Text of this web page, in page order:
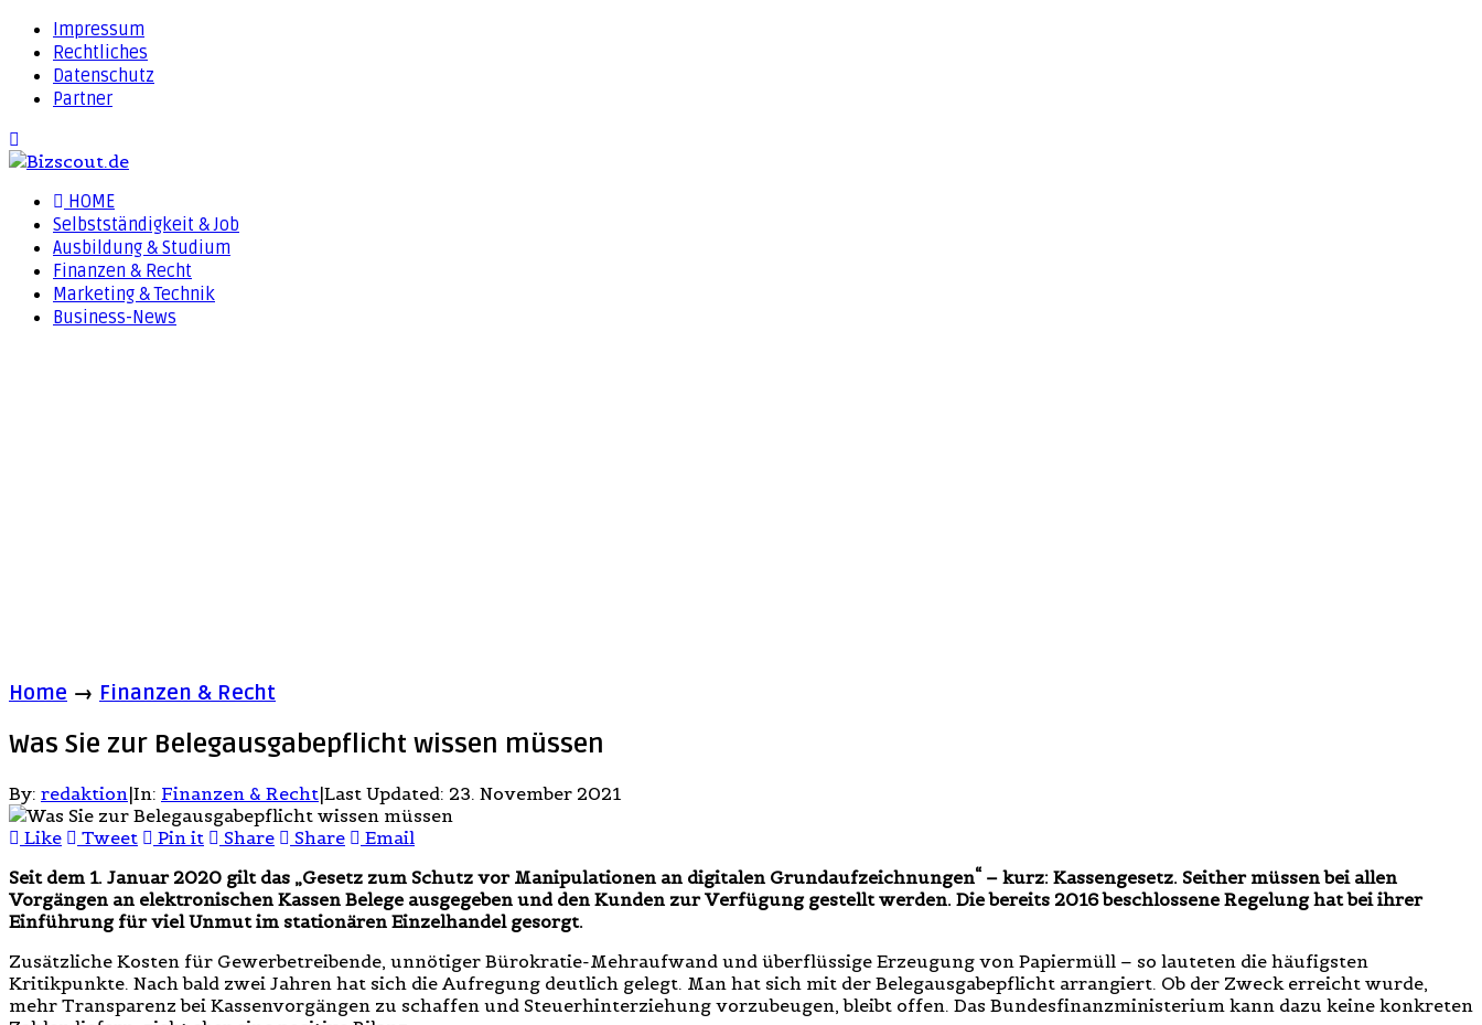
Impressum
Rechtliches
Datenschutz
Partner
HOME
Selbstständigkeit & Job
Ausbildung & Studium
Finanzen & Recht
Marketing & Technik
Business-News
Home → Finanzen & Recht
Was Sie zur Belegausgabepflicht wissen müssen
By: redaktion |In: Finanzen & Recht|Last Updated: 23. November 2021
Like
Tweet Pin it Share Share
Email
Seit dem 1. Januar 2020 gilt das „Gesetz zum Schutz vor Manipulationen an digitalen Grundaufzeichnungen“ – kurz: Kassengesetz. Seither müssen bei allen
Vorgängen an elektronischen Kassen Belege ausgegeben und den Kunden zur Verfügung gestellt werden. Die bereits 2016 beschlossene Regelung hat bei ihrer
Einführung für viel Unmut im stationären Einzelhandel gesorgt.
Zusätzliche Kosten für Gewerbetreibende, unnötiger Bürokratie-Mehraufwand und überflüssige Erzeugung von Papiermüll – so lauteten die häufigsten
Kritikpunkte. Nach bald zwei Jahren hat sich die Aufregung deutlich gelegt. Man hat sich mit der Belegausgabepflicht arrangiert. Ob der Zweck erreicht wurde,
mehr Transparenz bei Kassenvorgängen zu schaffen und Steuerhinterziehung vorzubeugen, bleibt offen. Das Bundesfinanzministerium kann dazu keine konkreten